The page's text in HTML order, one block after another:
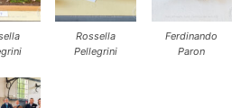
Rossella
Pellegrini
Ferdinando
Paron